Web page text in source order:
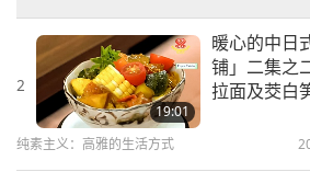
2
19:01
暖心的中日
铺」二集之
拉面及茭白
纯素主义：高雅的生活方式